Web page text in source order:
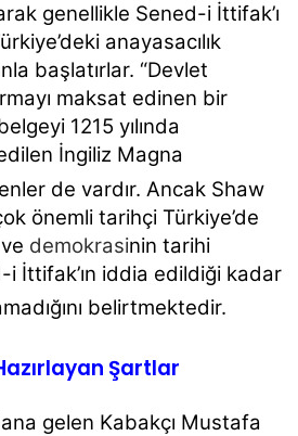
genellikle Sened-i İttifak’ı
anayasacılık
başlatırlar. “Devlet
maksat edinen bir
1215 yılında
İngiliz Magna
de vardır. Ancak Shaw
önemli tarihçi Türkiye’de
demokrasinin tarihi
İttifak’ın iddia edildiği kadar
belirtmektedir.
Şartlar
gelen Kabakçı Mustafa